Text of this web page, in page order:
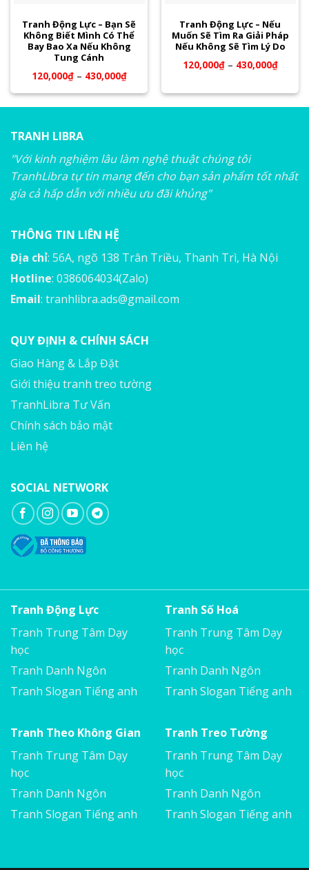
Tranh Động Lực – Bạn Sẽ
Không Biết Mình Có Thể
Bay Bao Xa Nếu Không
Tung Cánh
120,000₫– 430,000₫
Tranh Động Lực – Nếu
Muốn Sẽ Tìm Ra Giải Pháp
Nếu Không Sẽ Tìm Lý Do
120,000₫– 430,000₫
TRANH LIBRA
"Với kinh nghiệm lâu làm nghệ thuật chúng tôi
TranhLibra tự tin mang đến cho bạn sản phẩm tốt nhất
gía cả hấp dẫn với nhiều ưu đãi khủng"
THÔNG TIN LIÊN HỆ
Địa chỉ: 56A, ngõ 138 Trân Triều, Thanh Trì, Hà Nội
Hotline: 0386064034(Zalo)
Email: tranhlibra.ads@gmail.com
QUY ĐỊNH & CHÍNH SÁCH
Giao Hàng & Lắp Đặt
Giới thiệu tranh treo tường
TranhLibra Tư Vấn
Chính sách bảo mật
Liên hệ
SOCIAL NETWORK
Tranh Động Lực
Tranh Trung Tâm Dạy
học
Tranh Danh Ngôn
Tranh Slogan Tiếng anh
Tranh Số Hoá
Tranh Trung Tâm Dạy
học
Tranh Danh Ngôn
Tranh Slogan Tiếng anh
Tranh Theo Không Gian
Tranh Trung Tâm Dạy
học
Tranh Danh Ngôn
Tranh Slogan Tiếng anh
Tranh Treo Tường
Tranh Trung Tâm Dạy
học
Tranh Danh Ngôn
Tranh Slogan Tiếng anh